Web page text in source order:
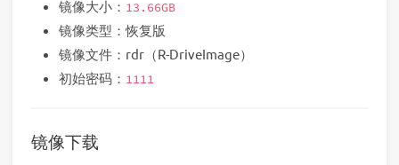
镜像大小： 13.66GB
镜像类型：恢复版
镜像文件：rdr（R-DriveImage）
初始密码： 1111
镜像下载